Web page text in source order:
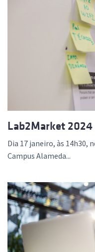
Lab2Market 2024
Dia 17 janeiro, às 14h30,
Campus Alameda...